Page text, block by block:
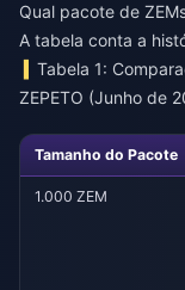
Qual pacote de
A tabela conta a
Tabela 1:
ZEPETO (Junho de
Tamanho do Pacote
1.000 ZEM